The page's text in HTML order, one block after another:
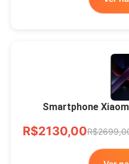
Smartphone
R$2130,00